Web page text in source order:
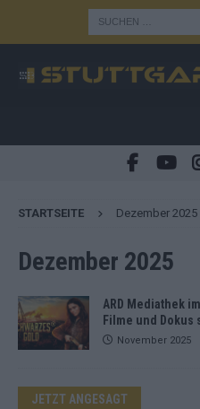
STARTSEITE Dezember 2025
Dezember 2025
ARD Mediathek
Filme und Dokus
November 2025
JETZT ANGESAGT